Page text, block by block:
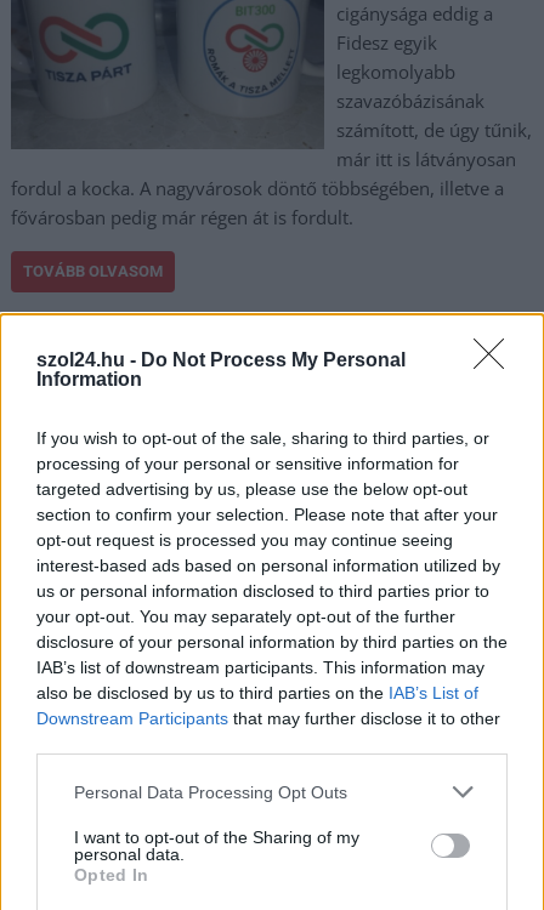
szol24.hu - Do Not Process My Personal
Information
If you wish to opt-out of the sale, sharing to third parties, or
processing of your personal or sensitive information for
targeted advertising by us, please use the below opt-out
section to confirm your selection. Please note that after your
opt-out request is processed you may continue seeing
interest-based ads based on personal information utilized by
us or personal information disclosed to third parties prior to
your opt-out. You may separately opt-out of the further
disclosure of your personal information by third parties on the
IAB’s list of downstream participants. This information may
also be disclosed by us to third parties on the IAB’s List of
Downstream Participants that may further disclose it to other
Please note that this website/app uses one or more Google
not limited to your visit or usage behaviour. You may click to
grant or deny consent to Google and its third-party tags to
use your data for below specified purposes in below Google
Personal Data Processing Opt Outs
I want to opt-out of the Sharing of my
personal data.
Opted In
cigánysága eddig a
Fidesz egyik
legkomolyabb
szavazóbázisának
számított, de úgy tűnik,
már itt is látványosan
fordul a kocka. A nagyvárosok döntő többségében, illetve a
fővárosban pedig már régen át is fordult.
TOVÁBB OLVASOM
kistelepülések,rendszer,romák,tisza párt,tisza sziget
elvitték őket a rendőrök – videó
2025.02.01. Kiss Lajos
„Mi sosem
vetemednénk arra…”
cáfolatának újabb ékes
bizonyítéka. A videó
egyik csúcspontja,
amikor visszakérdez az
újságíró, hogy milyen
azt mondtam, azért”. A speciális magyar
TOVÁBB OLVASOM